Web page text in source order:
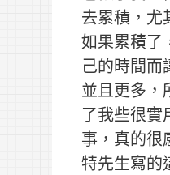
去累積，尤
如果累積了
己的時間而
並且更多，
了我些很實
事，真的
特先生寫的